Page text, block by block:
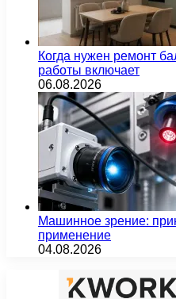
Когда нужен ремонт
работы включает
06.08.2026
Машинное зрение:
применение
04.08.2026